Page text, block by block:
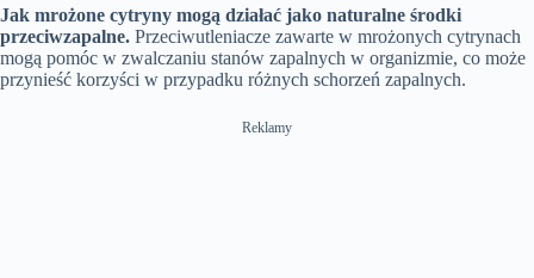
Jak mrożone cytryny mogą działać jako naturalne środki
przeciwzapalne. Przeciwutleniacze zawarte w mrożonych cytrynach
mogą pomóc w zwalczaniu stanów zapalnych w organizmie, co może
przynieść korzyści w przypadku różnych schorzeń zapalnych.
Reklamy